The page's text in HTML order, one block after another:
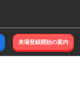
来場登録開始の案内